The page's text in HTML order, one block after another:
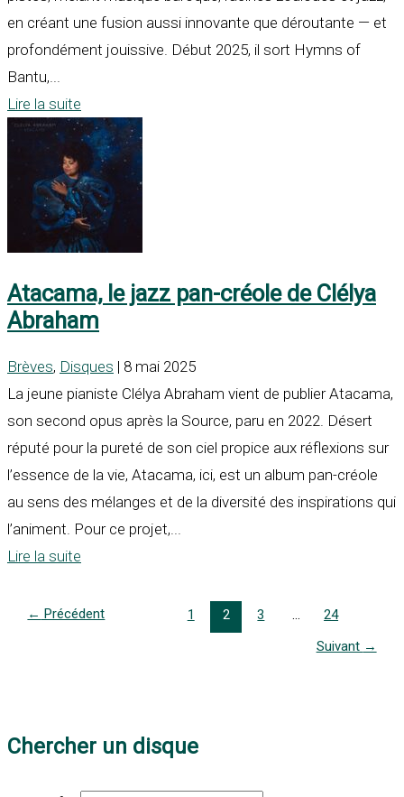
en créant une fusion aussi innovante que déroutante — et
profondément jouissive. Début 2025, il sort Hymns of
Bantu,...
Lire la suite
Atacama, le jazz pan-créole de Clélya
Abraham
Brèves, Disques | 8 mai 2025
La jeune pianiste Clélya Abraham vient de publier Atacama,
son second opus après la Source, paru en 2022. Désert
réputé pour la pureté de son ciel propice aux réflexions sur
l’essence de la vie, Atacama, ici, est un album pan-créole
au sens des mélanges et de la diversité des inspirations qui
l’animent. Pour ce projet,...
Lire la suite
← Précédent 1 2 3 …
24
Suivant →
Chercher un disque